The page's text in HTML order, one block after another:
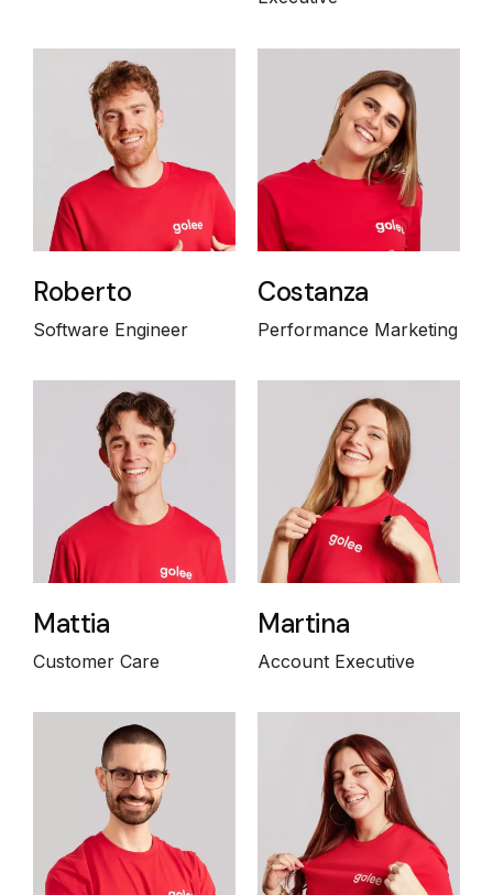
Roberto
Software Engineer
Costanza
Performance Marketing
Mattia
Customer Care
Martina
Account Executive